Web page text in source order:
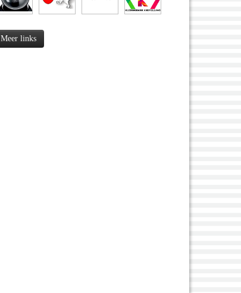
Meer links